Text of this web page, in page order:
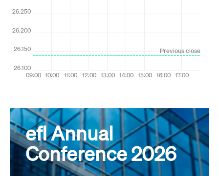
efl Annual
Conference 2026